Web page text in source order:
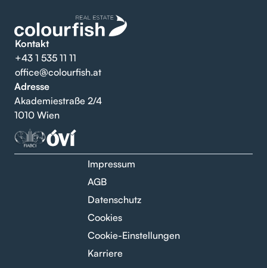
Kontakt
+43 1 535 11 11
office@colourfish.at
Adresse
Akademiestraße 2/4
1010 Wien
Impressum
AGB
Datenschutz
Cookies
Cookie-Einstellungen
Karriere